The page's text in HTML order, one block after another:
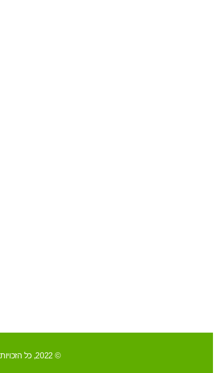
© 2022, כל הזכויות שמורות ל-אליהב שוע/ קידום ובניית האתר RAVENMEDIA.CO.IL